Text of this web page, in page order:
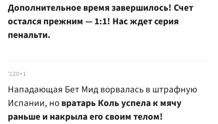
Дополнительное время завершилось! Счет
остался прежним — 1:1! Нас ждет серия
пенальти.
'120+1
Нападающая Бет Мид ворвалась в штрафную
Испании, новратарь Коль успела к мячу
раньше и накрыла его своим телом!